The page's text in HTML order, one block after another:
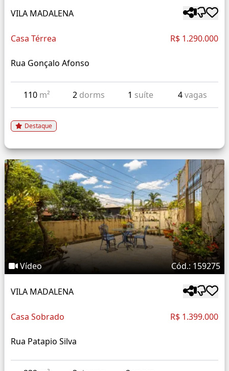
VILA MADALENA
Casa Térrea R$ 1.290.000
Rua Gonçalo Afonso
110 m² 2 dorms 1 suíte 4vagas
Destaque
Vídeo Cód.: 159275
VILA MADALENA
Casa Sobrado R$ 1.399.000
Rua Patapio Silva